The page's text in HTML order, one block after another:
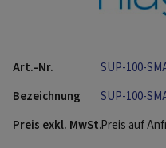
SUP-100-
SUP-100-
Preis auf